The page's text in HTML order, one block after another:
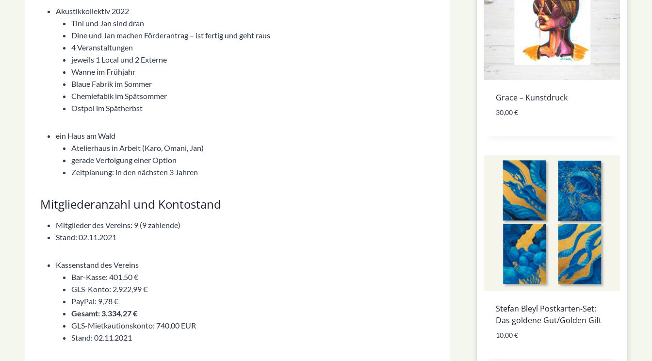
Akustikkollektiv 2022
Tini und Jan sind dran
Dine und Jan machen Förderantrag – ist fertig und geht raus
4 Veranstaltungen
jeweils 1 Local und 2 Externe
Wanne im Frühjahr
Blaue Fabrik im Sommer
Chemiefabik im Spätsommer
Ostpol im Spätherbst
ein Haus am Wald
Atelierhaus in Arbeit (Karo, Omani, Jan)
gerade Verfolgung einer Option
Zeitplanung: in den nächsten 3 Jahren
Mitgliederanzahl und Kontostand
Mitglieder des Vereins: 9 (9 zahlende)
Stand: 02.11.2021
Kassenstand des Vereins
Bar-Kasse: 401,50 €
GLS-Konto: 2.922,99 €
PayPal: 9,78 €
Gesamt: 3.334,27 €
GLS-Mietkautionskonto: 740,00 EUR
Stand: 02.11.2021
Grace – Kunstdruck
30,00€
Stefan Bleyl Postkarten-Set:
Das goldene Gut/Golden Gift
10,00€